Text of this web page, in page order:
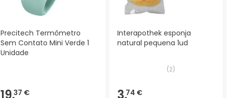
Precitech Termômetro
Sem Contato Mini Verde 1
Unidade
37 €
Interapothek esponja
natural pequena 1ud
(2)
74 €